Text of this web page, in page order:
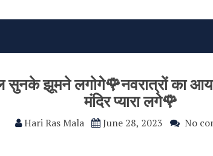
सुनके झूमने लगोगे🌹नवरात्रों का
मंदिर प्यारा लगे🌹
Hari Ras Mala June 28, 2023 No